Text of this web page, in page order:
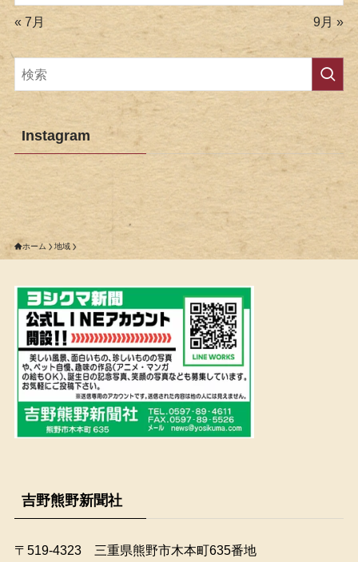
« 7月 9月 »
Instagram
ホーム 地域
吉野熊野新聞社
〒519-4323 三重県熊野市木本町635番地